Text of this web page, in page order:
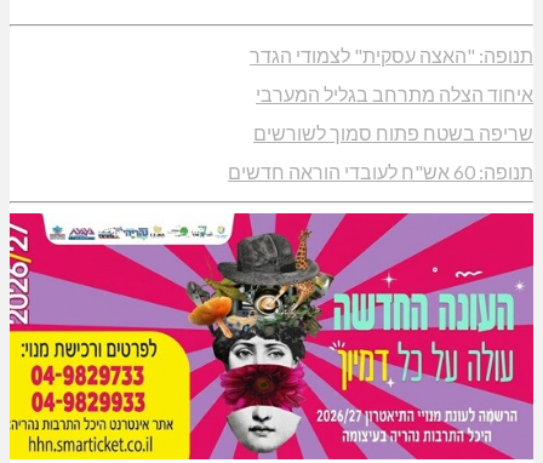
תנופה: "האצה עסקית" לצמודי הגדר
איחוד הצלה מתרחב בגליל המערבי
שריפה בשטח פתוח סמוך לשורשים
תנופה: 60 אש"ח לעובדי הוראה חדשים